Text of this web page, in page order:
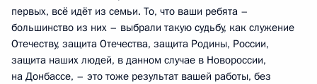
первых, всё идёт из семьи. То, что ваши ребята –
большинство из них – выбрали такую судьбу, как служение
Отечеству, защита Отечества, защита Родины, России,
защита наших людей, в данном случае в Новороссии,
на Донбассе, – это тоже результат вашей работы, без